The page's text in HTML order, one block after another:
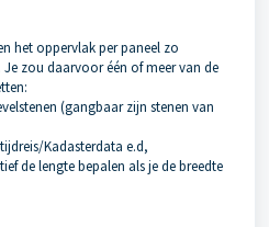
het oppervlak per paneel zo
zou daarvoor één of meer van de
(gangbaar zijn stenen van
Kadasterdata e.d,
de lengte bepalen als je de breedte